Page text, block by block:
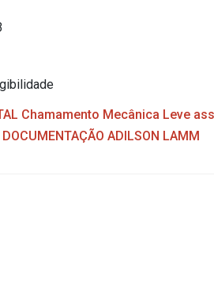
Chamamento Mecânica Leve
ADILSON LAMM